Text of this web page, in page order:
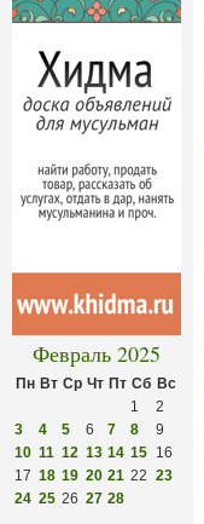
Февраль 2025
Пн Вт Ср Чт Пт Сб Вс
1
2
3
4 5 6 7 8
9
10 11 12 13 14 15 16
17 18 19 20 21 22 23
24 25 26 27 28